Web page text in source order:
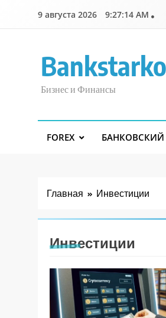
9 августа 2026 9:27:15 AM
Бизнес и Финансы
FOREX БАНКОВСКИЙ
Главная Инвестиции
Инвестиции